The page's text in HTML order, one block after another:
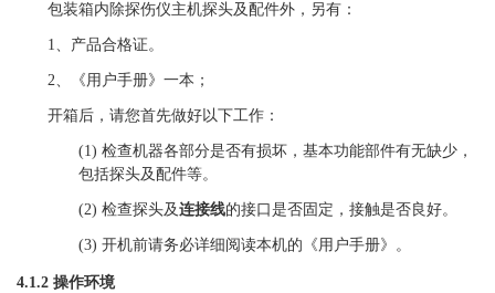
包装箱内除探伤仪主机探头及配件外，另有：
1、 产品合格证。
2、《用户手册》一本；
开箱后，请您首先做好以下工作：
(1) 检查机器各部分是否有损坏，基本功能部件有无缺少，
包括探头及 配件等。
(2) 检查探头及连接线的接口是否固定，接触是否良好。
(3) 开机前请务必详细阅读本机的《用户手册》。
4.1.2 操作环境